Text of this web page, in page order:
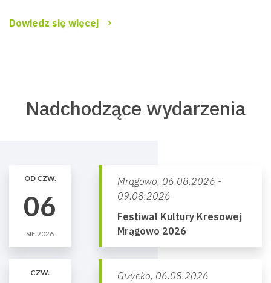
Dowiedz się więcej
Nadchodzące wydarzenia
OD CZW.
06
SIE 2026
Mrągowo, 06.08.2026 -
09.08.2026
Festiwal Kultury Kresowej
Mrągowo 2026
CZW. Giżycko, 06.08.2026